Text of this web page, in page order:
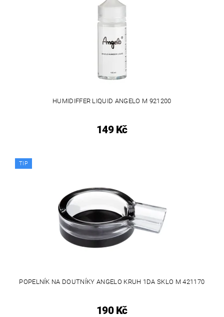
HUMIDIFFER LIQUID ANGELO M 921200
149 Kč
TIP
POPELNÍK NA DOUTNÍKY ANGELO KRUH 1DA SKLO M 421170
190 Kč